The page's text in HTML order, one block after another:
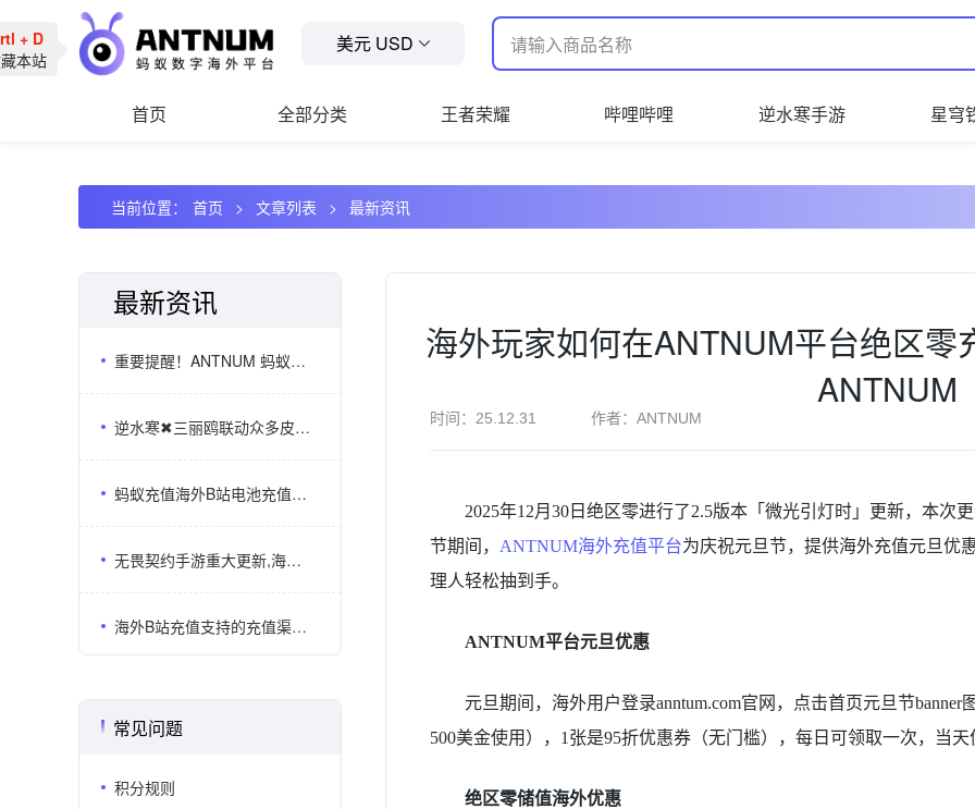
+ D
本站
美元 USD
首页 全部分类 王者荣耀 哔哩哔哩 逆水寒手游 星穹
当前位置： 首页 文章列表 最新资讯
最新资讯
重要提醒！ANTNUM 蚂蚁充值唯一认准官网：antnum.com
逆水寒✖三丽鸥联动众多皮肤上线,海外逆水寒储值选ANTNUM
蚂蚁充值海外B站电池充值支持UID直充还有多少用户不知道？
无畏契约手游重大更新,海外无畏契约代储选ANTNUM更划算
海外B站充值支持的充值渠道有哪些？哪几个平台比较靠谱？
常见问题
积分规则
海外玩家如何在ANTNUM平台绝区
ANTNUM
时间： 25.12.31 作者： ANTNUM
2025年12月30日绝区零进行了2.5版本「微光引灯时」更新，本次
节期间， ANTNUM海外充值平台为庆祝元旦节，提供海外充值元旦优
理人轻松抽到手。
ANTNUM平台元旦优惠
元旦期间，海外用户登录anntum.com官网，点击首页元旦节
500美金使用），1张是95折优惠券（无门槛），每日可领取一次，当
绝区零储值海外优惠